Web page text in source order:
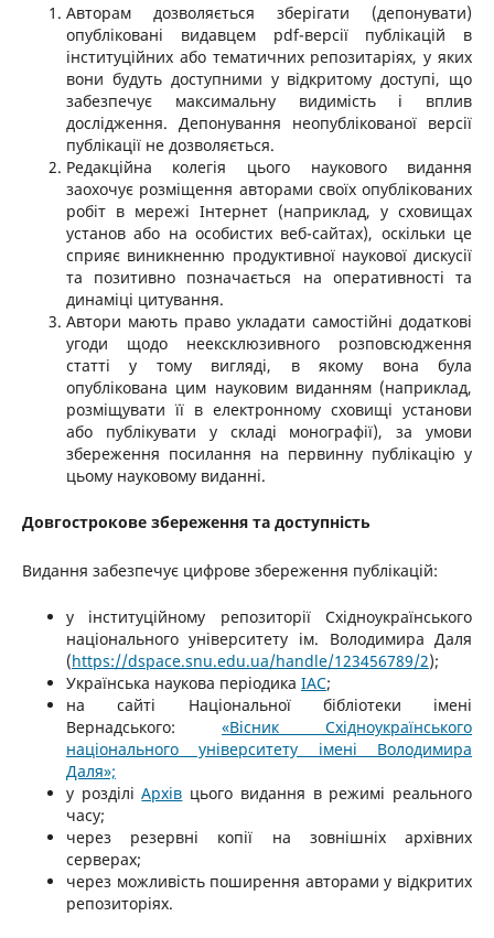
Авторам дозволяється зберігати (депонувати)
опубліковані видавцем pdf-версії публікацій в
інституційних або тематичних репозитаріях, у яких
вони будуть доступними у відкритому доступі, що
забезпечує максимальну видимість і вплив
дослідження. Депонування неопублікованої версії
публікації не дозволяється.
Редакційна колегія цього наукового видання
заохочує розміщення авторами своїх опублікованих
робіт в мережі Інтернет (наприклад, у сховищах
установ або на особистих веб-сайтах), оскільки це
сприяє виникненню продуктивної наукової дискусії
та позитивно позначається на оперативності та
динаміці цитування.
Автори мають право укладати самостійні додаткові
угоди щодо неексклюзивного розповсюдження
статті у тому вигляді, в якому вона була
опублікована цим науковим виданням (наприклад,
розміщувати її в електронному сховищі установи
або публікувати у складі монографії), за умови
збереження посилання на первинну публікацію у
цьому науковому виданні.
Довгострокове збереження та доступність
Видання забезпечує цифрове збереження публікацій:
у інституційному репозиторії Східноукраїнського
національного університету ім. Володимира Даля
(https://dspace.snu.edu.ua/handle/123456789/2);
Українська наукова періодика IAC;
на сайті Національної бібліотеки імені
Вернадського: «Вісник Східноукраїнського
національного університету імені Володимира
Даля»;
у розділіАрхів цього видання в режимі реального
часу;
через резервні копії на зовнішніх архівних
серверах;
через можливість поширення авторами у відкритих
репозиторіях.